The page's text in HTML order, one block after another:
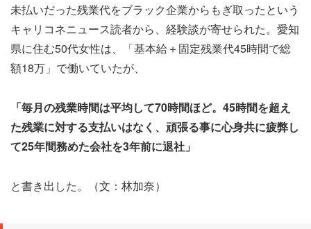
未払いだった残業代をブラック企業からもぎ取ったという
キャリコネニュース読者から、経験談が寄せられた。愛知
県に住む50代女性は、「基本給＋固定残業代45時間で総
額18万」で働いていたが、
「毎月の残業時間は平均して70時間ほど。45時間を超え
た残業に対する支払いはなく、頑張る事に心身共に疲弊し
て25年間務めた会社を3年前に退社」
と書き出した。（文：林加奈）